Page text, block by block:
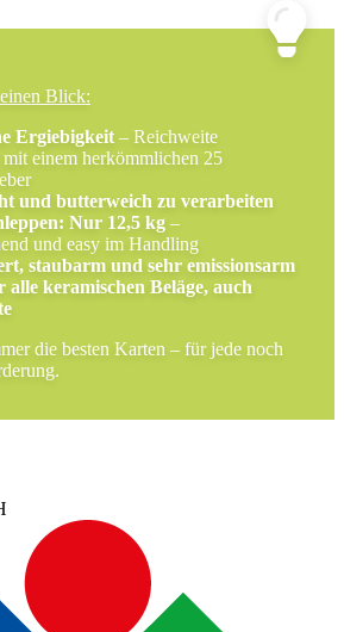
Blick:
Ergiebigkeit – Reichweite
einem herkömmlichen 25
und butterweich zu verarbeiten
Nur 12,5 kg –
und easy im Handling
staubarm und sehr emissionsarm
alle keramischen Beläge, auch
die besten Karten – für jede noch